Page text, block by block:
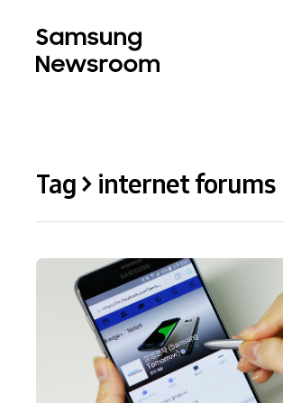
Tag > internet forums